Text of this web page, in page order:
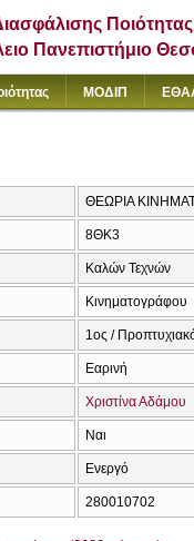
Ποιότητας
Πανεπιστήμιο
ΜΟΔΙΠ
ΘΕΩΡΙΑ
8ΘΚ3
Καλών Τεχνών
Κινηματογράφου
1ος /
Εαρινή
Χριστίνα Αδάμου
Ναι
Ενεργό
280010702